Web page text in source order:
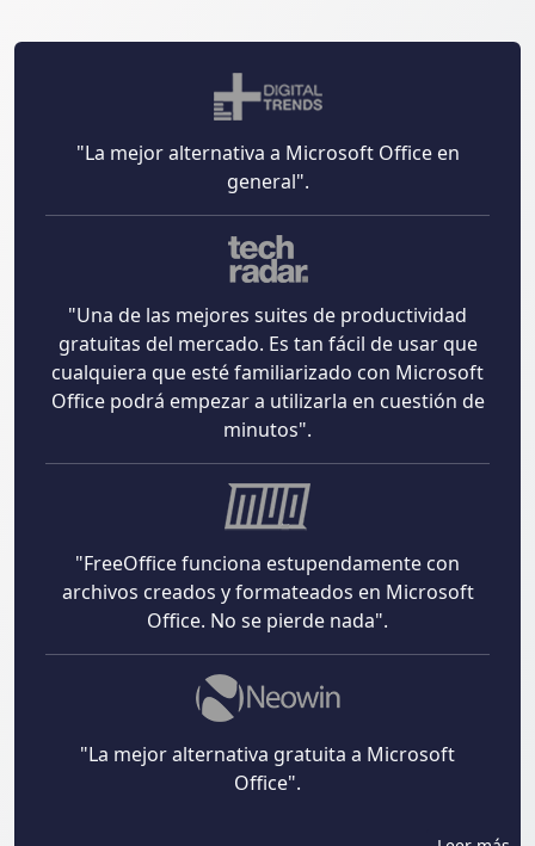
"La mejor alternativa a Microsoft Office en
general".
"Una de las mejores suites de productividad
gratuitas del mercado. Es tan fácil de usar que
cualquiera que esté familiarizado con Microsoft
Office podrá empezar a utilizarla en cuestión de
minutos".
"FreeOffice funciona estupendamente con
archivos creados y formateados en Microsoft
Office. No se pierde nada".
"La mejor alternativa gratuita a Microsoft
Office".